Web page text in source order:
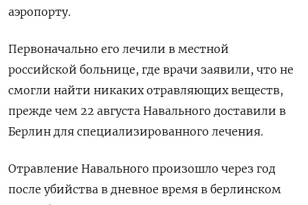
аэропорту.
Первоначально его лечили в местной
российской больнице, где врачи заявили, что не
смогли найти никаких отравляющих веществ,
прежде чем 22 августа Навального доставили в
Берлин для специализированного лечения.
Отравление Навального произошло через год
после убийства в дневное время в берлинском